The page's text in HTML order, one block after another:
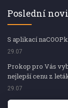
Poslední
S aplikací
29.07
Prokop pro Vás
nejlepší cenu z
29.07
Prokop pro Vás